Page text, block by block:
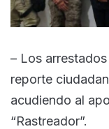
– Los
reporte
acudiendo al
“Rastreador”.